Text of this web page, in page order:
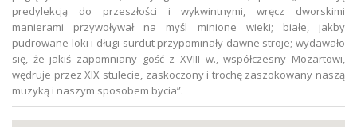
predylekcją do przeszłości i wykwintnymi, wręcz dworskimi
manierami przywoływał na myśl minione wieki; białe, jakby
pudrowane loki i długi surdut przypominały dawne stroje; wydawało
się, że jakiś zapomniany gość z XVIII w., współczesny Mozartowi,
wędruje przez XIX stulecie, zaskoczony i trochę zaszokowany naszą
muzyką i naszym sposobem bycia”.